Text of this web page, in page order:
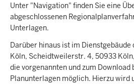
Unter "Navigation" finden Sie eine
abgeschlossenen
Unterlagen.
Darüber hinaus ist im
Köln, Scheidtweilerstr. 4, 50933
die vorgenannten und zum
Planunterlagen möglich. Hierzu wird